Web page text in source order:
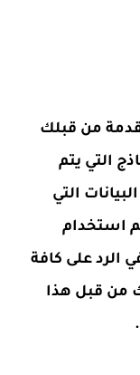
من قبلك
التي يتم
التي
استخدام
الرد على كافة
من قبل هذا